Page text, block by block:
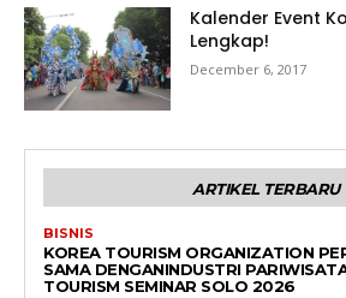
Kalender Event
Lengkap!
December 6, 2017
ARTIKEL TERBARU
BISNIS
KOREA TOURISM ORGANIZATION
SAMA DENGANINDUSTRI
TOURISM SEMINAR SOLO 2026